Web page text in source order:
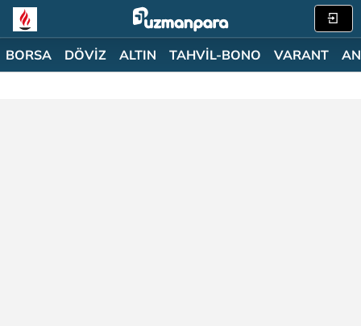
BORSA DÖVİZ ALTIN TAHVİL-BONO VARANT